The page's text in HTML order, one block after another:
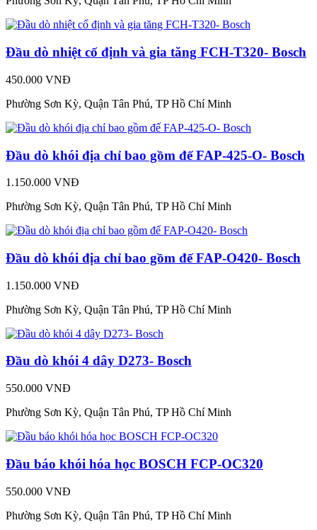
Đầu dò nhiệt cố định và gia tăng FCH-T320- Bosch
450.000 VNĐ
Phường Sơn Kỳ, Quận Tân Phú, TP Hồ Chí Minh
Đầu dò khói địa chỉ bao gồm đế FAP-425-O- Bosch
1.150.000 VNĐ
Phường Sơn Kỳ, Quận Tân Phú, TP Hồ Chí Minh
Đầu dò khói địa chỉ bao gồm đế FAP-O420- Bosch
1.150.000 VNĐ
Phường Sơn Kỳ, Quận Tân Phú, TP Hồ Chí Minh
Đầu dò khói 4 dây D273- Bosch
550.000 VNĐ
Phường Sơn Kỳ, Quận Tân Phú, TP Hồ Chí Minh
Đầu báo khói hóa học BOSCH FCP-OC320
550.000 VNĐ
Phường Sơn Kỳ, Quận Tân Phú, TP Hồ Chí Minh